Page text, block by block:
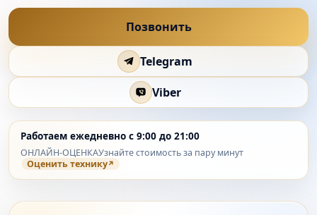
Позвонить
Telegram
Viber
Работаем ежедневно с 9:00 до 21:00
ОНЛАЙН-ОЦЕНКАУзнайте стоимость за пару минут
Оценить технику